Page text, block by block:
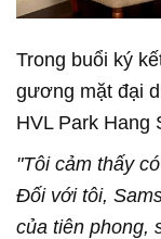
Trong buổi ký
gương mặt đại
HVL Park Hang
"Tôi cảm thấy
Đối với tôi,
của tiên phong,